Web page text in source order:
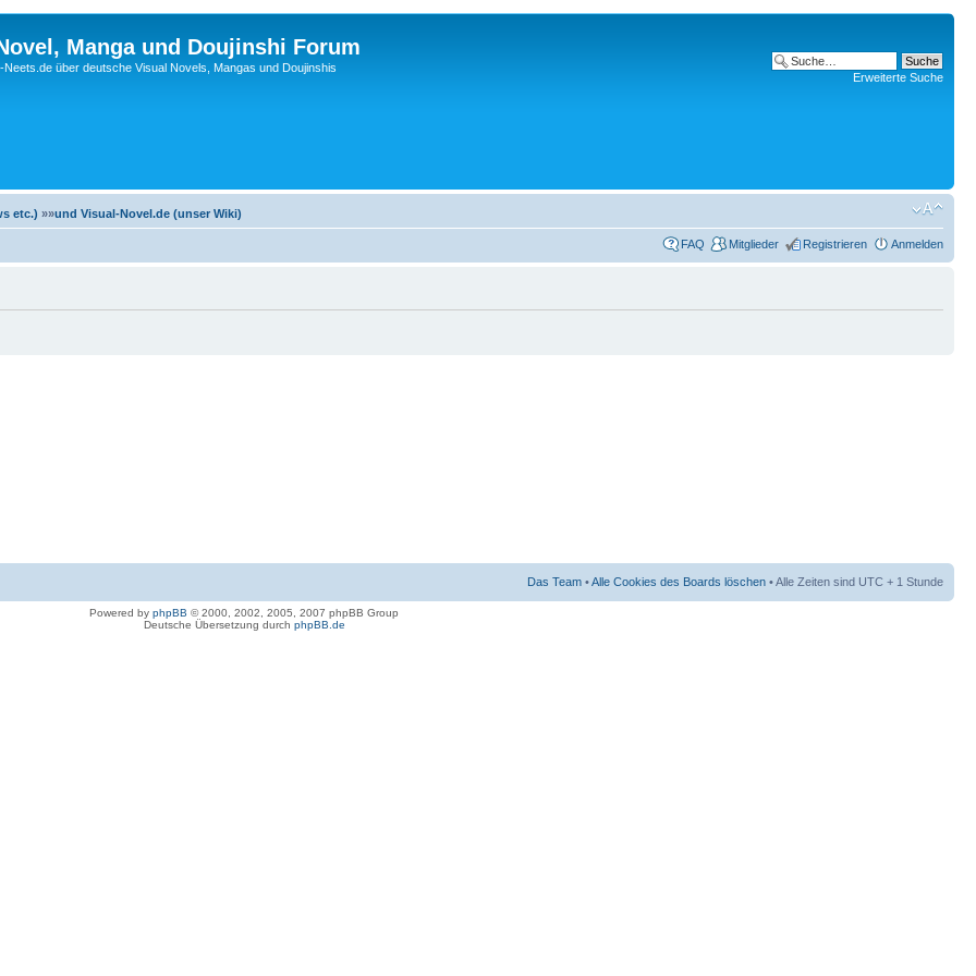
Manga und Doujinshi Forum
über deutsche Visual Novels, Mangas und Doujinshis
Erweiterte Suche
etc.) »»und Visual-Novel.de (unser Wiki)
FAQ Mitglieder Registrieren Anmelden
Das Team •Alle Cookies des Boards löschen • Alle Zeiten sind UTC + 1 Stunde
Powered by phpBB © 2000, 2002, 2005, 2007 phpBB Group
Deutsche Übersetzung durch phpBB.de